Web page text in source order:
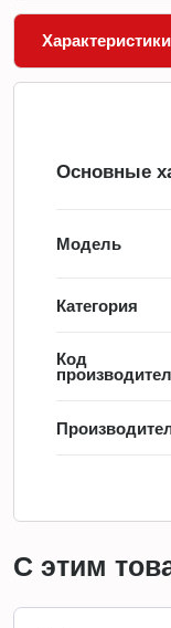
Характеристики
Основные
Модель
Категория
Код
С этим